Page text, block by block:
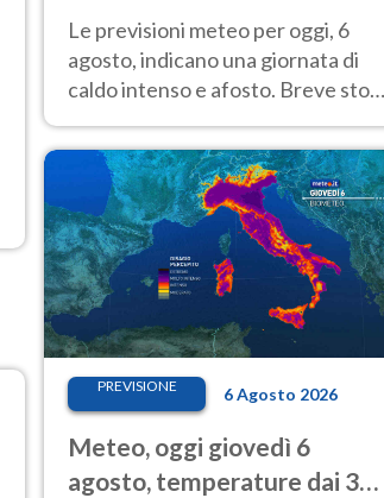
Nord tra 7 e 9 agosto
Le previsioni meteo per oggi, 6
agosto, indicano una giornata di
caldo intenso e afosto. Breve stop
Nord.
PREVISIONE 6 Agosto 2026
Meteo, oggi giovedì 6
agosto, temperature dai 33